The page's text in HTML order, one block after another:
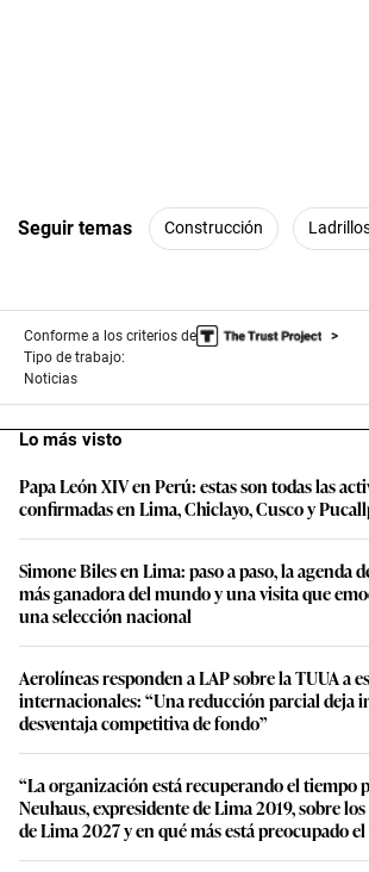
Seguir temas Construcción
Conforme a los criterios de
Tipo de trabajo:
Noticias
Lo más visto
Papa León XIV en Perú: estas son todas las
confirmadas en Lima, Chiclayo, Cusco y
Simone Biles en Lima: paso a paso, la agenda
más ganadora del mundo y una visita que
una selección nacional
Aerolíneas responden a LAP sobre la TUUA a
internacionales: “Una reducción parcial deja
desventaja competitiva de fondo”
“La organización está recuperando el tiempo
Neuhaus, expresidente de Lima 2019, sobre
de Lima 2027 y en qué más está preocupado